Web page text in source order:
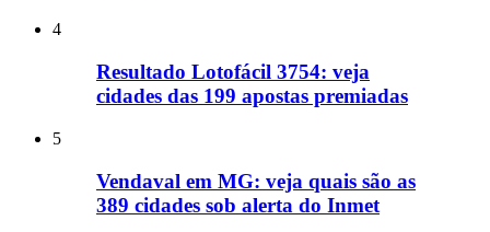
4
Resultado Lotofácil 3754: veja
cidades das 199 apostas premiadas
5
Vendaval em MG: veja quais são as
389 cidades sob alerta do Inmet